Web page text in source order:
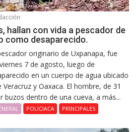
hallan con vida a pescador de
como desaparecido.
originario de Uxpanapa, fue
7 de agosto, luego de
en un cuerpo de agua ubicado
y Oaxaca. El hombre, de 31
dentro de una cueva, a más...
POLICIACA PRINCIPALES